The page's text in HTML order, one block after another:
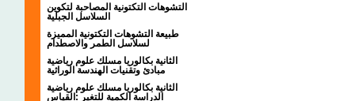
التشوهات التكتونیة المصاحبة لتكوین
السلاسل الجبلیة
طبيعة التشوهات التكتونية المميزة
لسلاسل الطمر والاصطدام
الثانية بكالوريا مسلك علوم رياضية
مبادئ وتقنيات الهندسة الوراثية
الثانية بكالوريا مسلك علوم رياضية
الدراسة الكمية للتغير :القياس